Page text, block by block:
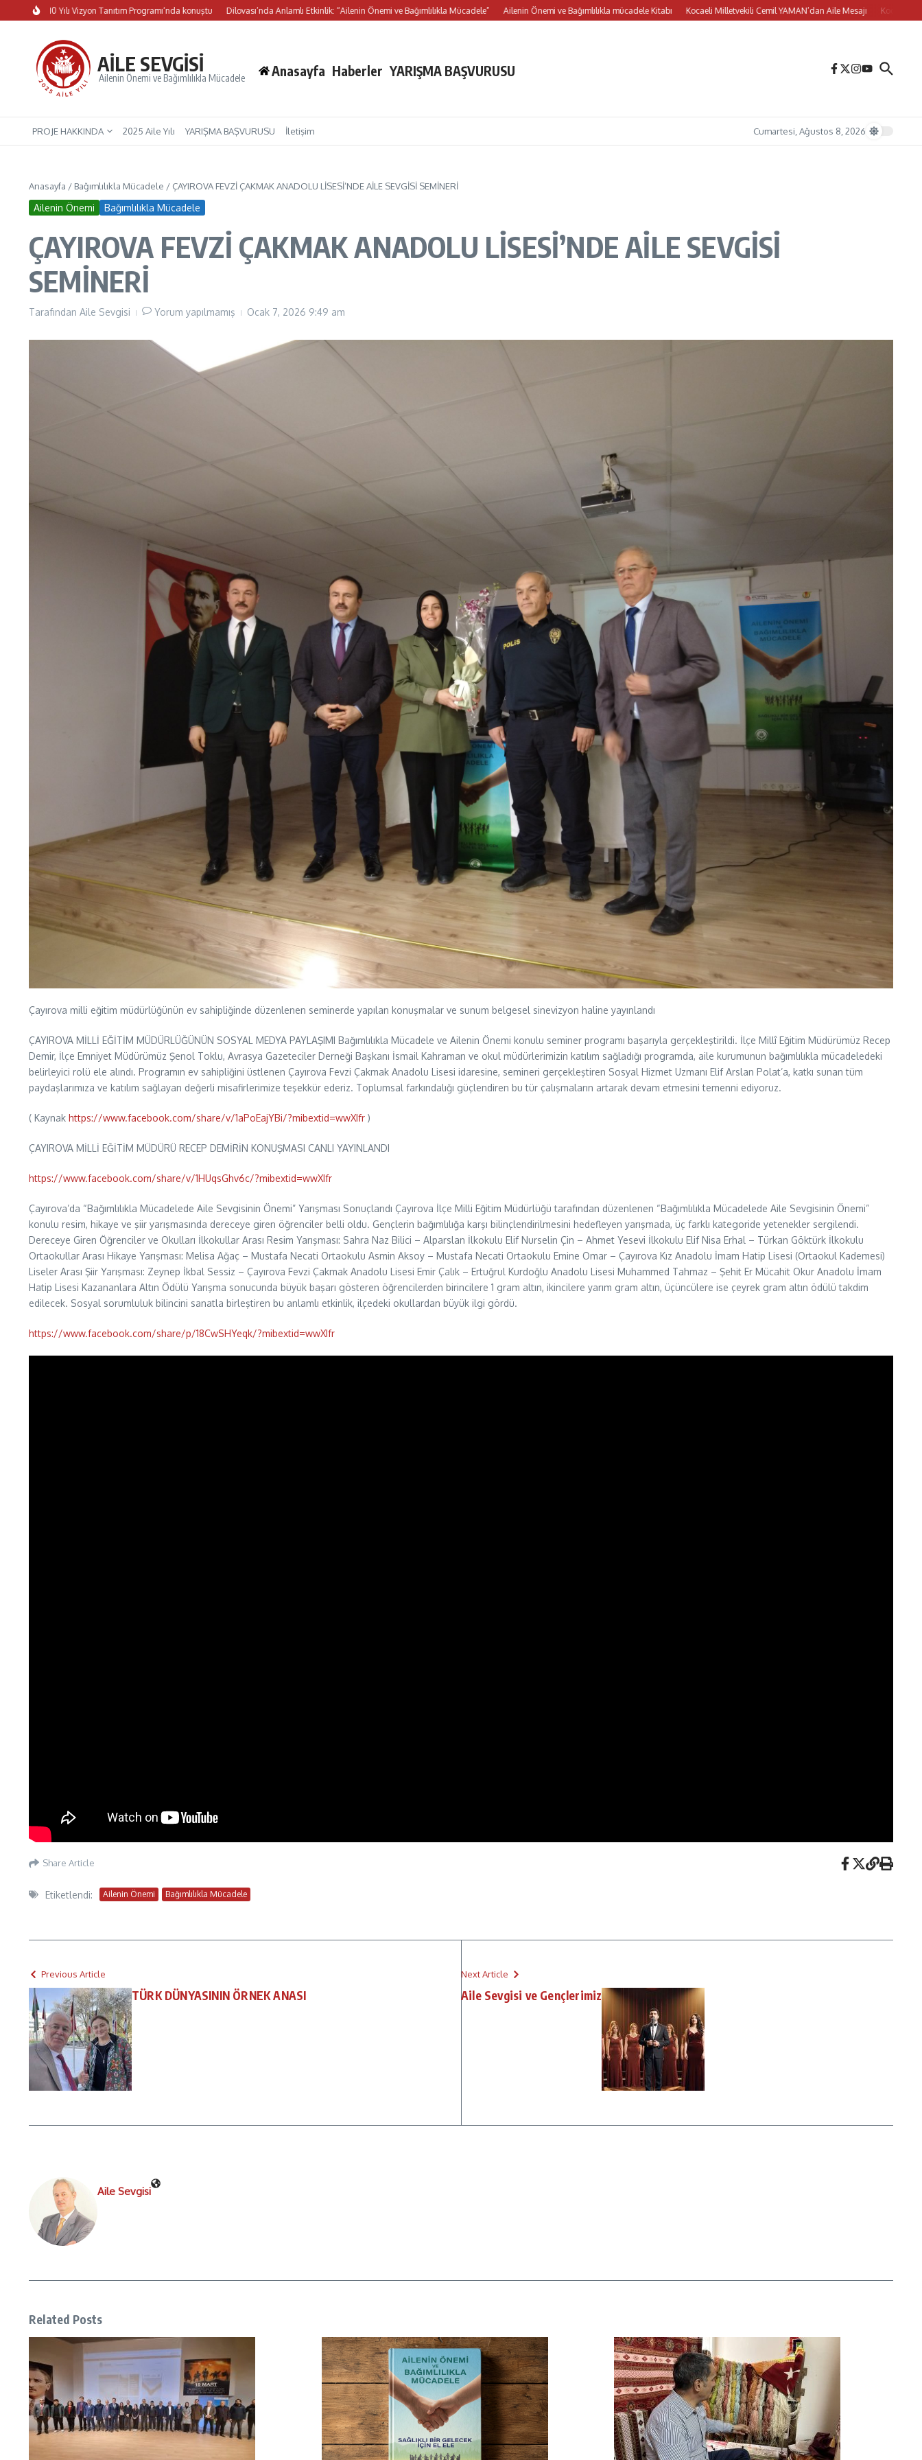
İçeriğe atla
10 Yılı Vizyon Tanıtım Programı‘nda konuştu Dilovası’nda Anlamlı Etkinlik: “Ailenin Önemi ve Bağımlılıkla Mücadele” Ailenin Önemi ve Bağımlılıkla mücadele Kitabı Kocaeli Milletvekili Cemil YAMAN’dan Aile Mesajı Kocaeli Milletvekili
AİLE SEVGİSİ
Ailenin Önemi ve Bağımlılıkla Mücadele Anasayfa Haberler YARIŞMA BAŞVURUSU
PROJE HAKKINDA 2025 Aile Yılı YARIŞMA BAŞVURUSU İletişim Cumartesi, Ağustos 8, 2026
Anasayfa / Bağımlılıkla Mücadele / ÇAYIROVA FEVZİ ÇAKMAK ANADOLU LİSESİ’NDE AİLE SEVGİSİ SEMİNERİ
Ailenin Önemi Bağımlılıkla Mücadele
ÇAYIROVA FEVZİ ÇAKMAK ANADOLU LİSESİ’NDE AİLE SEVGİSİ
SEMİNERİ
Tarafından Aile Sevgisi Yorum yapılmamış Ocak 7, 2026 9:49 am
Çayırova milli eğitim müdürlüğünün ev sahipliğinde düzenlenen seminerde yapılan konuşmalar ve sunum belgesel sinevizyon haline yayınlandı
ÇAYIROVA MİLLİ EĞİTİM MÜDÜRLÜĞÜNÜN SOSYAL MEDYA PAYLAŞIMI Bağımlılıkla Mücadele ve Ailenin Önemi konulu seminer programı başarıyla gerçekleştirildi. İlçe Millî Eğitim Müdürümüz Recep
Demir, İlçe Emniyet Müdürümüz Şenol Toklu, Avrasya Gazeteciler Derneği Başkanı İsmail Kahraman ve okul müdürlerimizin katılım sağladığı programda, aile kurumunun bağımlılıkla mücadeledeki
belirleyici rolü ele alındı. Programın ev sahipliğini üstlenen Çayırova Fevzi Çakmak Anadolu Lisesi idaresine, semineri gerçekleştiren Sosyal Hizmet Uzmanı Elif Arslan Polat’a, katkı sunan tüm
paydaşlarımıza ve katılım sağlayan değerli misafirlerimize teşekkür ederiz. Toplumsal farkındalığı güçlendiren bu tür çalışmaların artarak devam etmesini temenni ediyoruz.
( Kaynak https://www.facebook.com/share/v/1aPoEajYBi/?mibextid=wwXIfr )
ÇAYIROVA MİLLİ EĞİTİM MÜDÜRÜ RECEP DEMİRİN KONUŞMASI CANLI YAYINLANDI
https://www.facebook.com/share/v/1HUqsGhv6c/?mibextid=wwXIfr
Çayırova’da “Bağımlılıkla Mücadelede Aile Sevgisinin Önemi” Yarışması Sonuçlandı Çayırova İlçe Milli Eğitim Müdürlüğü tarafından düzenlenen “Bağımlılıkla Mücadelede Aile Sevgisinin Önemi”
konulu resim, hikaye ve şiir yarışmasında dereceye giren öğrenciler belli oldu. Gençlerin bağımlılığa karşı bilinçlendirilmesini hedefleyen yarışmada, üç farklı kategoride yetenekler sergilendi.
Dereceye Giren Öğrenciler ve Okulları İlkokullar Arası Resim Yarışması: Sahra Naz Bilici – Alparslan İlkokulu Elif Nurselin Çin – Ahmet Yesevi İlkokulu Elif Nisa Erhal – Türkan Göktürk İlkokulu
Ortaokullar Arası Hikaye Yarışması: Melisa Ağaç – Mustafa Necati Ortaokulu Asmin Aksoy – Mustafa Necati Ortaokulu Emine Omar – Çayırova Kız Anadolu İmam Hatip Lisesi (Ortaokul Kademesi)
Liseler Arası Şiir Yarışması: Zeynep İkbal Sessiz – Çayırova Fevzi Çakmak Anadolu Lisesi Emir Çalık – Ertuğrul Kurdoğlu Anadolu Lisesi Muhammed Tahmaz – Şehit Er Mücahit Okur Anadolu İmam
Hatip Lisesi Kazananlara Altın Ödülü Yarışma sonucunda büyük başarı gösteren öğrencilerden birincilere 1 gram altın, ikincilere yarım gram altın, üçüncülere ise çeyrek gram altın ödülü takdim
edilecek. Sosyal sorumluluk bilincini sanatla birleştiren bu anlamlı etkinlik, ilçedeki okullardan büyük ilgi gördü.
https://www.facebook.com/share/p/18CwSHYeqk/?mibextid=wwXIfr
Share Article
Etiketlendi: Ailenin Önemi Bağımlılıkla Mücadele
Previous Article
TÜRK DÜNYASININ ÖRNEK ANASI
Next Article
Aile Sevgisi ve Gençlerimiz
Aile Sevgisi
Related Posts